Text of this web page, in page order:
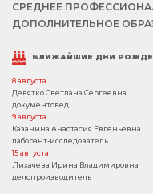
СРЕДНЕЕ
ДОПОЛНИТЕЛЬНОЕ
БЛИЖАЙШИЕ ДНИ
8 августа
Девятко Светлана Сергеевна
документовед
9 августа
Казанина Анастасия Евгеньевна
лаборант-исследователь
15 августа
Лихачева Ирина Владимировна
делопроизводитель